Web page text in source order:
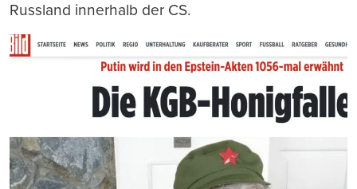
Russland innerhalb der CS.